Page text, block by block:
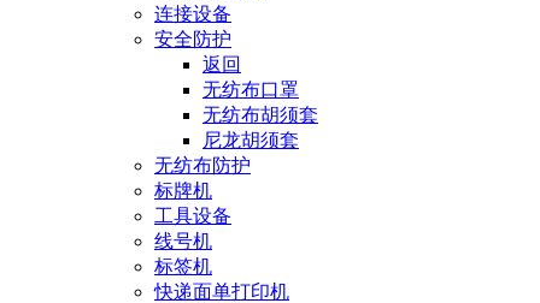
连接设备
安全防护
返回
无纺布口罩
无纺布胡须套
尼龙胡须套
无纺布防护
标牌机
工具设备
线号机
标签机
快递面单打印机